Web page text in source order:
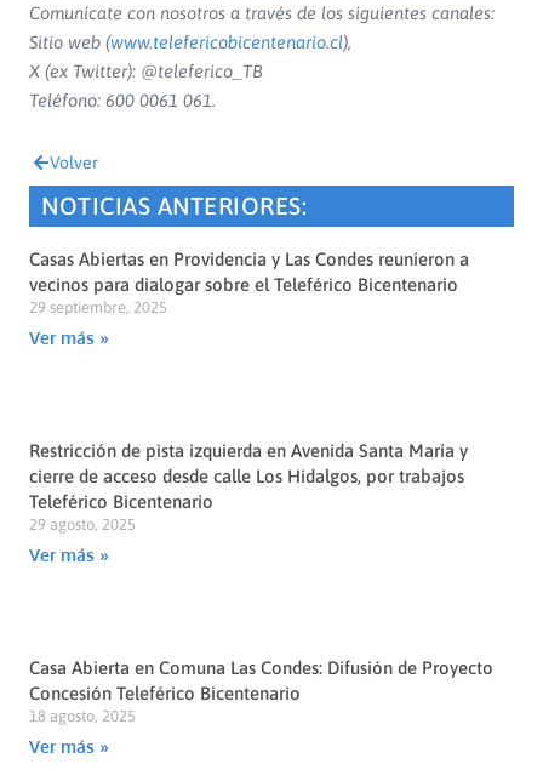
Comunícate con nosotros a través de los siguientes canales:
Sitio web (www.telefericobicentenario.cl),
X (ex Twitter): @teleferico_TB
Teléfono: 600 0061 061.
Volver
NOTICIAS ANTERIORES:
Casas Abiertas en Providencia y Las Condes reunieron a
vecinos para dialogar sobre el Teleférico Bicentenario
29 septiembre, 2025
Ver más »
Restricción de pista izquierda en Avenida Santa María y
cierre de acceso desde calle Los Hidalgos, por trabajos
Teleférico Bicentenario
29 agosto, 2025
Ver más »
Casa Abierta en Comuna Las Condes: Difusión de Proyecto
Concesión Teleférico Bicentenario
18 agosto, 2025
Ver más »